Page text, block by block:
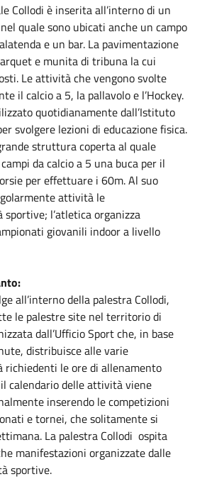
Collodi è inserita all’interno di un
quale sono ubicati anche un campo
e un bar. La pavimentazione
e munita di tribuna la cui
Le attività che vengono svolte
il calcio a 5, la pallavolo e l’Hockey.
quotidianamente dall’Istituto
svolgere lezioni di educazione fisica.
struttura coperta al quale
da calcio a 5 una buca per il
per effettuare i 60m. Al suo
attività le
l’atletica organizza
giovanili indoor a livello
all’interno della palestra Collodi,
le palestre site nel territorio di
dall’Ufficio Sport che, in base
distribuisce alle varie
richiedenti le ore di allenamento
calendario delle attività viene
inserendo le competizioni
e tornei, che solitamente si
La palestra Collodi ospita
manifestazioni organizzate dalle
sportive.